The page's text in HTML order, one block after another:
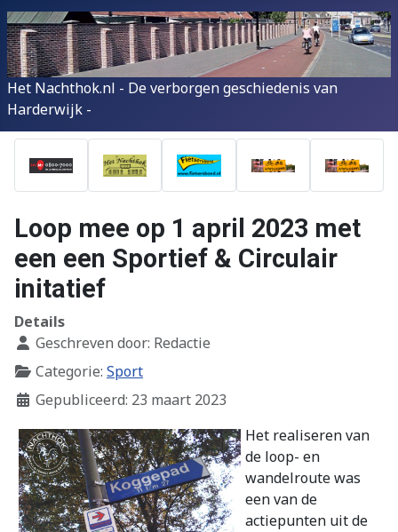
Het Nachthok.nl - De verborgen geschiedenis van
Harderwijk -
Loop mee op 1 april 2023 met
een een Sportief & Circulair
initatief
Details
Geschreven door: Redactie
Categorie: Sport
Gepubliceerd: 23 maart 2023
Het realiseren van
de loop- en
wandelroute was
een van de
actiepunten uit de